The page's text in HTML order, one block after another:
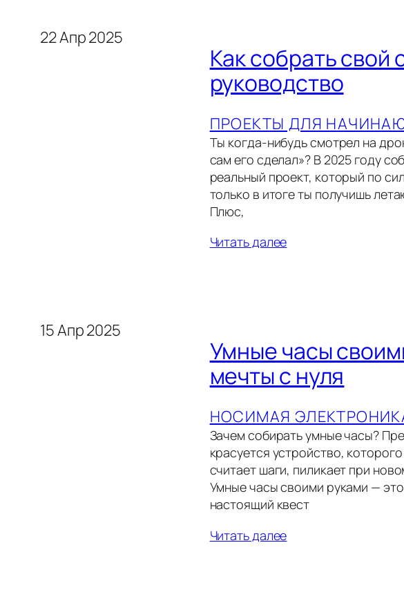
22 Апр 2025
Как собрать
руководство
ПРОЕКТЫ ДЛЯ
Ты когда-нибудь смотрел на
сам его сделал»? В 2025 году
реальный проект, который по
только в итоге ты получишь
Плюс,
Читать далее
15 Апр 2025
Умные часы
мечты с нуля
НОСИМАЯ
Зачем собирать умные часы?
красуется устройство,
считает шаги, пиликает при
Умные часы своими руками —
настоящий квест
Читать далее